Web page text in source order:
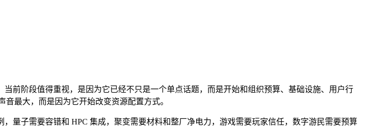
前阶段值得重视，是因为它已经不只是一个单点话题，而是开始和组织预算、基础设施、用户行
最大，而是因为它开始改变资源配置方式。
量子需要容错和 HPC 集成，聚变需要材料和整厂净电力，游戏需要玩家信任，数字游民需要预算